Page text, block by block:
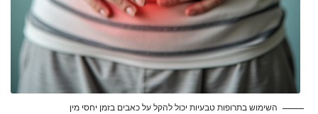
השימוש בתרופות טבעיות יכול להקל על כאבים בזמן יחסי מין